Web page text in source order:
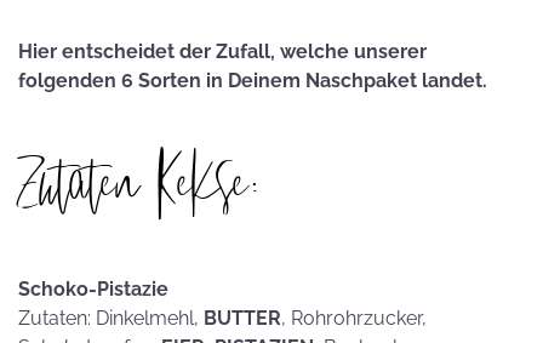
Hier entscheidet der Zufall, welche unserer
folgenden 6 Sorten in Deinem Naschpaket landet.
Zutaten Kekse:
Schoko-Pistazie
Zutaten: Dinkelmehl, BUTTER, Rohrohrzucker,